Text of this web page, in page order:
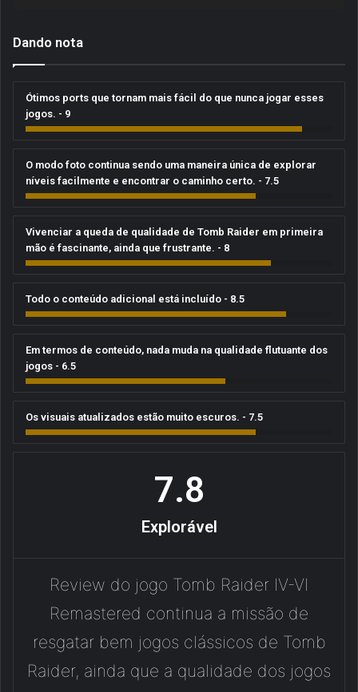
Dando nota
Ótimos ports que tornam mais fácil do que nunca jogar esses
jogos. - 9
O modo foto continua sendo uma maneira única de explorar
níveis facilmente e encontrar o caminho certo. - 7.5
Vivenciar a queda de qualidade de Tomb Raider em primeira
mão é fascinante, ainda que frustrante. - 8
Todo o conteúdo adicional está incluído - 8.5
Em termos de conteúdo, nada muda na qualidade flutuante dos
jogos - 6.5
Os visuais atualizados estão muito escuros. - 7.5
7.8
Explorável
Review do jogo Tomb Raider IV-VI
Remastered continua a missão de
resgatar bem jogos clássicos de Tomb
Raider, ainda que a qualidade dos jogos